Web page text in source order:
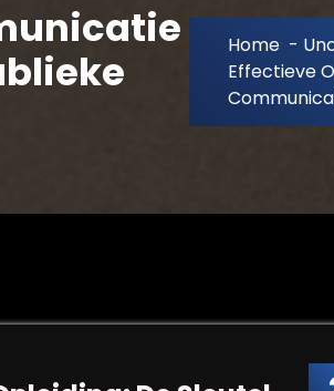
Home -
Effectieve